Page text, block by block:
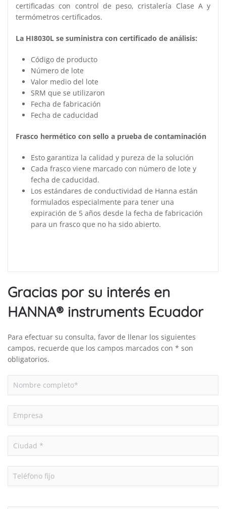
certificadas con control de peso, cristalería Clase A y
termómetros certificados.
La HI8030L se suministra con certificado de análisis:
Código de producto
Número de lote
Valor medio del lote
SRM que se utilizaron
Fecha de fabricación
Fecha de caducidad
Frasco hermético con sello a prueba de contaminación
Esto garantiza la calidad y pureza de la solución
Cada frasco viene marcado con número de lote y
fecha de caducidad.
Los estándares de conductividad de Hanna están
formulados especialmente para tener una
expiración de 5 años desde la fecha de fabricación
para un frasco que no ha sido abierto.
Gracias por su interés en
HANNA® instruments Ecuador
Para efectuar su consulta, favor de llenar los siguientes
campos, recuerde que los campos marcados con * son
obligatorios.